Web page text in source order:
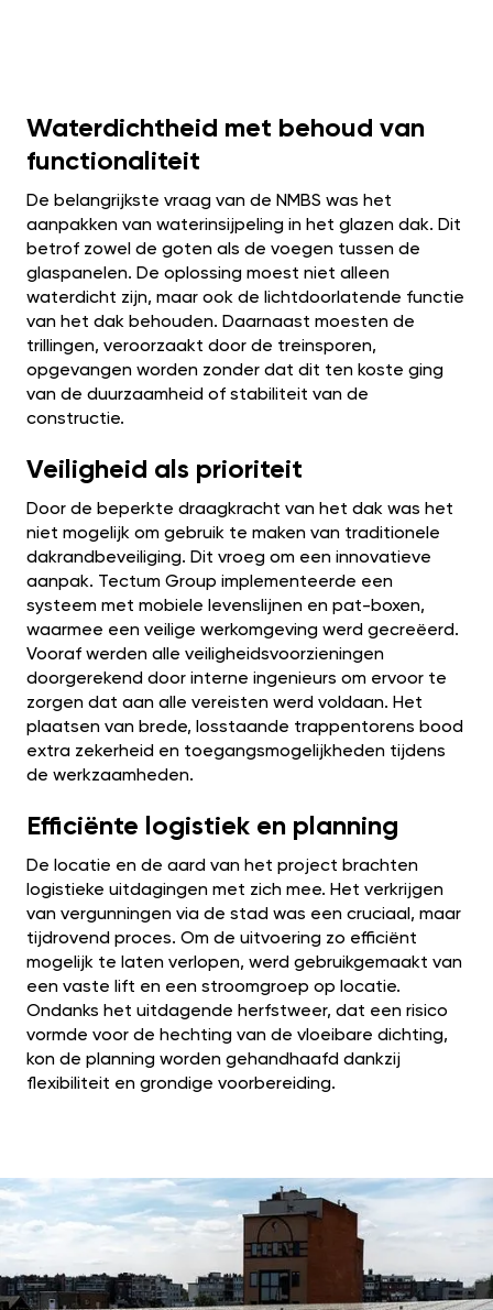
Waterdichtheid met behoud van
functionaliteit
De belangrijkste vraag van de NMBS was het
aanpakken van waterinsijpeling in het glazen dak. Dit
betrof zowel de goten als de voegen tussen de
glaspanelen. De oplossing moest niet alleen
waterdicht zijn, maar ook de lichtdoorlatende functie
van het dak behouden. Daarnaast moesten de
trillingen, veroorzaakt door de treinsporen,
opgevangen worden zonder dat dit ten koste ging
van de duurzaamheid of stabiliteit van de
constructie.
Veiligheid als prioriteit
Door de beperkte draagkracht van het dak was het
niet mogelijk om gebruik te maken van traditionele
dakrandbeveiliging. Dit vroeg om een innovatieve
aanpak. Tectum Group implementeerde een
systeem met mobiele levenslijnen en pat-boxen,
waarmee een veilige werkomgeving werd gecreëerd.
Vooraf werden alle veiligheidsvoorzieningen
doorgerekend door interne ingenieurs om ervoor te
zorgen dat aan alle vereisten werd voldaan. Het
plaatsen van brede, losstaande trappentorens bood
extra zekerheid en toegangsmogelijkheden tijdens
de werkzaamheden.
Efficiënte logistiek en planning
De locatie en de aard van het project brachten
logistieke uitdagingen met zich mee. Het verkrijgen
van vergunningen via de stad was een cruciaal, maar
tijdrovend proces. Om de uitvoering zo efficiënt
mogelijk te laten verlopen, werd gebruikgemaakt van
een vaste lift en een stroomgroep op locatie.
Ondanks het uitdagende herfstweer, dat een risico
vormde voor de hechting van de vloeibare dichting,
kon de planning worden gehandhaafd dankzij
flexibiliteit en grondige voorbereiding.